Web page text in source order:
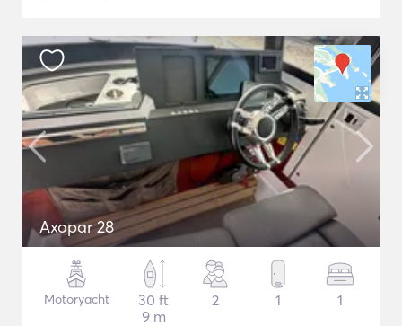
Axopar 28
Motoryacht
30 ft
9 m
2 1 1